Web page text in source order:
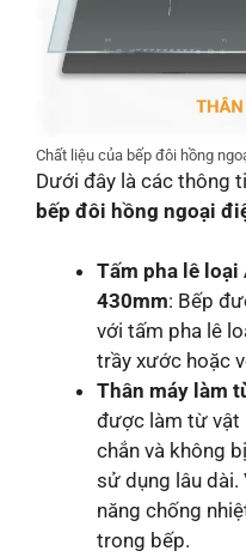
Chất liệu của bếp đôi hồng
Dưới đây là các thông
bếp đôi hồng ngoại
Tấm pha lê
430mm: Bếp
với tấm pha lê
trầy xước hoặc
Thân máy làm
được làm từ vật
chắn và không
sử dụng lâu dài.
năng chống
trong bếp.